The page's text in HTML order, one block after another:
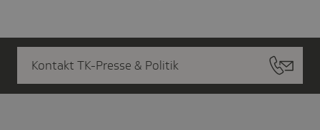
Kontakt TK-Presse & Politik